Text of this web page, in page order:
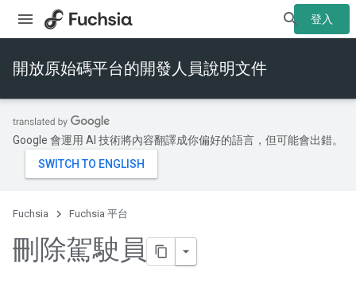
登入
開放原始碼平台的開發人員說明文件
Google 會運用 AI 技術將內容翻譯成你偏好的語言，但可能會出錯。
Fuchsia Fuchsia 平台
刪除駕駛員